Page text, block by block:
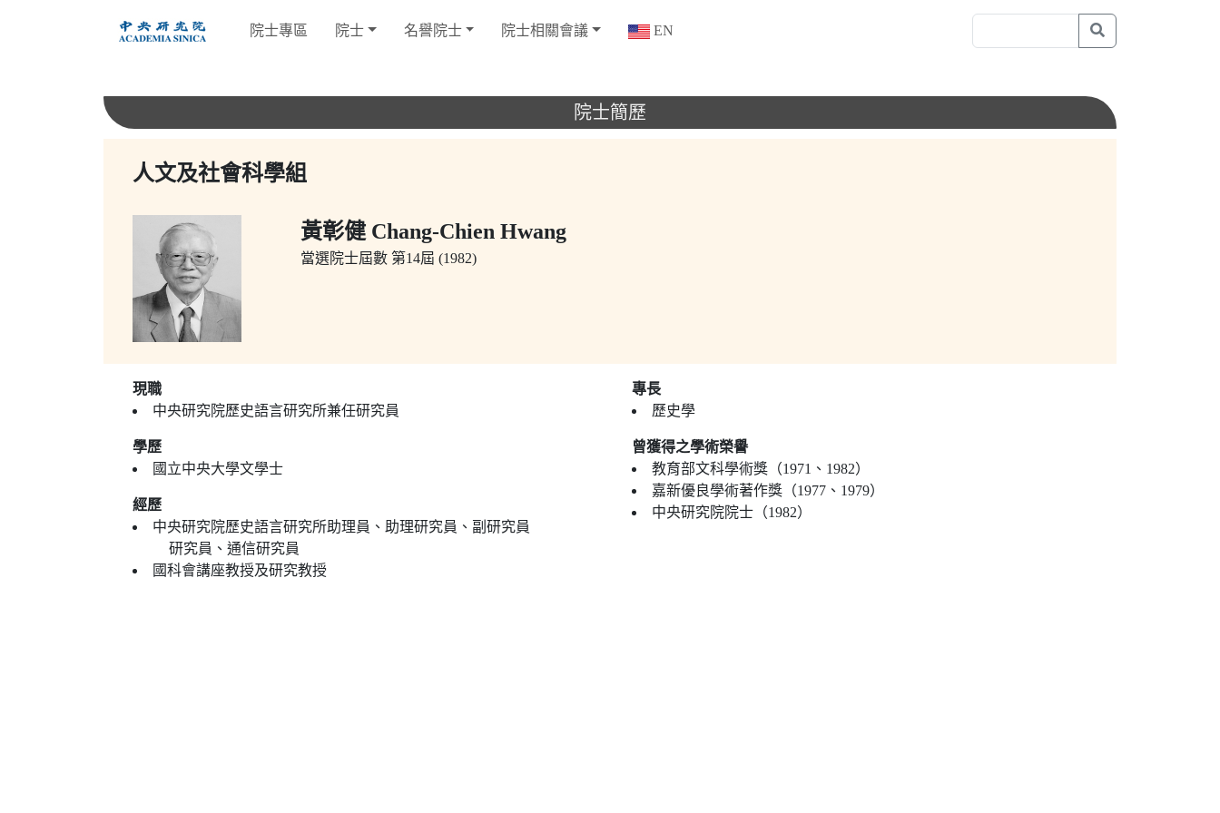
院士專區 院士 名譽院士 院士相關會議 EN
院士簡歷
人文及社會科學組
黃彰健 Chang-Chien Hwang
當選院士屆數 第14屆 (1982)
現職
中央研究院歷史語言研究所兼任研究員
學歷
國立中央大學文學士
經歷
中央研究院歷史語言研究所助理員、助理研究員、副研究員
研究員、通信研究員
國科會講座教授及研究教授
專長
歷史學
曾獲得之學術榮譽
教育部文科學術獎（1971、1982）
嘉新優良學術著作獎（1977、1979）
中央研究院院士（1982）